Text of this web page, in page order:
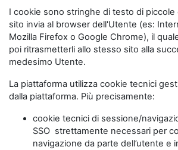
I cookie sono stringhe di testo di
sito invia al browser dell'Utente (es:
Mozilla Firefox o Google Chrome), il
poi ritrasmetterli allo stesso sito alla
medesimo Utente.
La piattaforma utilizza cookie tecnici
dalla piattaforma. Più precisamente:
cookie tecnici di sessione/
SSO strettamente necessari per
navigazione da parte dell’utente e